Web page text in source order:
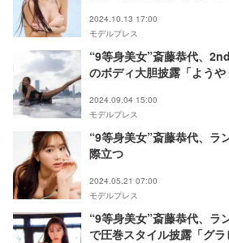
2024.10.13 17:00
モデルプレス
“9等身美女”斎藤恭代、
のボディ大胆披露「ようや
2024.09.04 15:00
モデルプレス
“9等身美女”斎藤恭代、ラ
際立つ
2024.05.21 07:00
モデルプレス
“9等身美女”斎藤恭代、ラ
で圧巻スタイル披露「グ